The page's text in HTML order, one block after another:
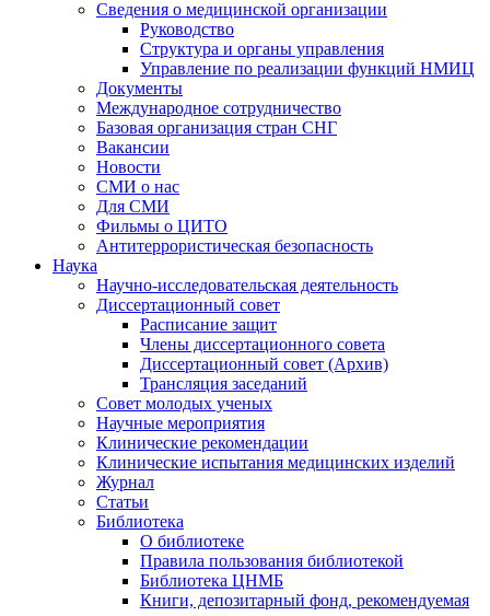
Сведения о медицинской организации
Руководство
Структура и органы управления
Управление по реализации функций НМИЦ
Документы
Международное сотрудничество
Базовая организация стран СНГ
Вакансии
Новости
СМИ о нас
Для СМИ
Фильмы о ЦИТО
Антитеррористическая безопасность
Наука
Научно-исследовательская деятельность
Диссертационный совет
Расписание защит
Члены диссертационного совета
Диссертационный совет (Архив)
Трансляция заседаний
Совет молодых ученых
Научные мероприятия
Клинические рекомендации
Клинические испытания медицинских изделий
Журнал
Статьи
Библиотека
О библиотеке
Правила пользования библиотекой
Библиотека ЦНМБ
Книги, депозитарный фонд, рекомендуемая